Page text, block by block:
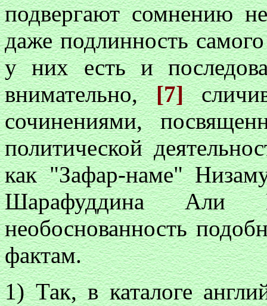
подвергают сомнению
даже подлинность
у них есть и
внимательно,[7]
сочинениями,
политической
как "Зафар-наме"
Шарафуддина Али
необоснованность
фактам.
1) Так, в каталоге